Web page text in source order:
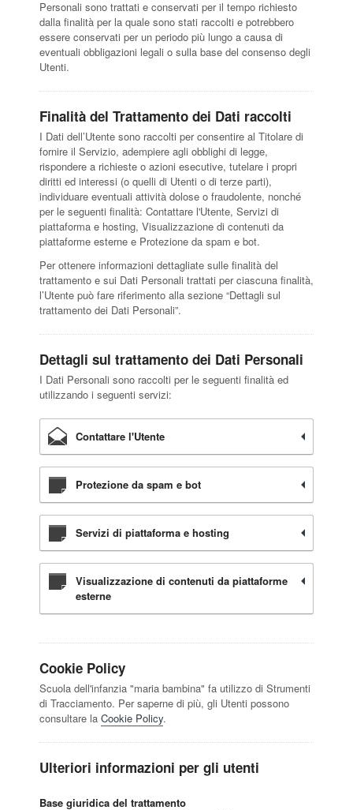
Personali sono trattati e conservati per il tempo richiesto
dalla finalità per la quale sono stati raccolti e potrebbero
essere conservati per un periodo più lungo a causa di
eventuali obbligazioni legali o sulla base del consenso degli
Utenti.
Finalità del Trattamento dei Dati raccolti
I Dati dell’Utente sono raccolti per consentire al Titolare di
fornire il Servizio, adempiere agli obblighi di legge,
rispondere a richieste o azioni esecutive, tutelare i propri
diritti ed interessi (o quelli di Utenti o di terze parti),
individuare eventuali attività dolose o fraudolente, nonché
per le seguenti finalità: Contattare l'Utente, Servizi di
piattaforma e hosting, Visualizzazione di contenuti da
piattaforme esterne e Protezione da spam e bot.
Per ottenere informazioni dettagliate sulle finalità del
trattamento e sui Dati Personali trattati per ciascuna finalità,
l’Utente può fare riferimento alla sezione “Dettagli sul
trattamento dei Dati Personali”.
Dettagli sul trattamento dei Dati Personali
I Dati Personali sono raccolti per le seguenti finalità ed
utilizzando i seguenti servizi:
Contattare l'Utente
Protezione da spam e bot
Servizi di piattaforma e hosting
Visualizzazione di contenuti da piattaforme
esterne
Cookie Policy
Scuola dell'infanzia "maria bambina" fa utilizzo di Strumenti
di Tracciamento. Per saperne di più, gli Utenti possono
consultare la Cookie Policy.
Ulteriori informazioni per gli utenti
Base giuridica del trattamento